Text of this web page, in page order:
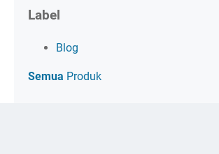
Label
Blog
Semua Produk